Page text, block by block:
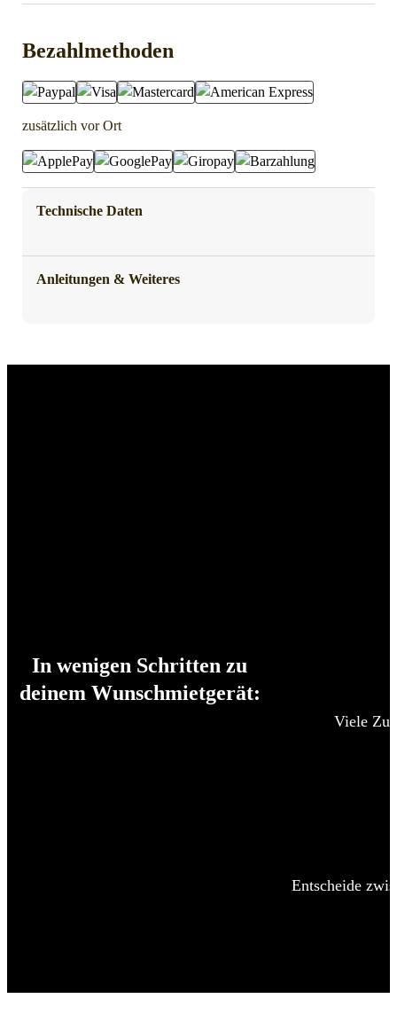
Bezahlmethoden
zusätzlich vor Ort
Technische Daten
Anleitungen & Weiteres
In wenigen Schritten zu
deinem Wunschmietgerät:
Viele
Entscheide